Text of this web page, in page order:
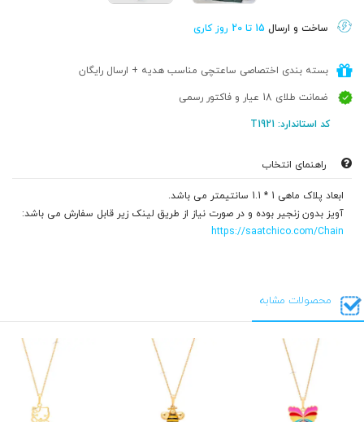
ساخت و ارسال 15 تا 20 روز کاری
بسته بندی اختصاصی ساعتچی مناسب هدیه + ارسال رایگان
ضمانت طلای 18 عیار و فاکتور رسمی
کد استاندارد: T1921
راهنمای انتخاب
ابعاد پلاک ماهی 1 * 1.1 سانتیمتر می باشد.
آویز بدون زنجیر بوده و در صورت نیاز از طریق لینک زیر قابل سفارش می باشد:
https://saatchico.com/Chain
محصولات مشابه